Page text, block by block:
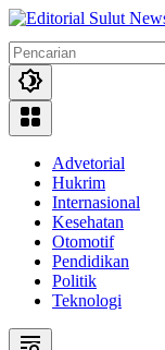
Langsung
konten
Advetorial
Hukrim
Internasional
Kesehatan
Otomotif
Pendidikan
Politik
Teknologi